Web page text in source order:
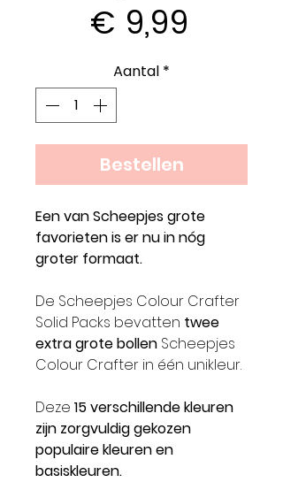
€ 9,99
Aantal *
Bestellen
Een van Scheepjes grote
favorieten is er nu in nóg
groter formaat.
De Scheepjes Colour Crafter
Solid Packs bevatten twee
extra grote bollen Scheepjes
Colour Crafter in één unikleur.
Deze 15 verschillende kleuren
zijn zorgvuldig gekozen
populaire kleuren en
basiskleuren.